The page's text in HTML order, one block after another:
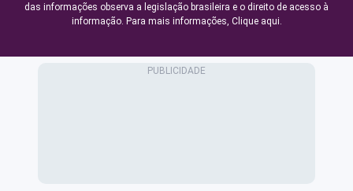
das informações observa a legislação brasileira e o direito de acesso à
informação. Para mais informações, Clique aqui.